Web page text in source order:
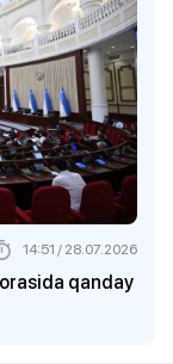
qanday
14:51 / 28.07.2026